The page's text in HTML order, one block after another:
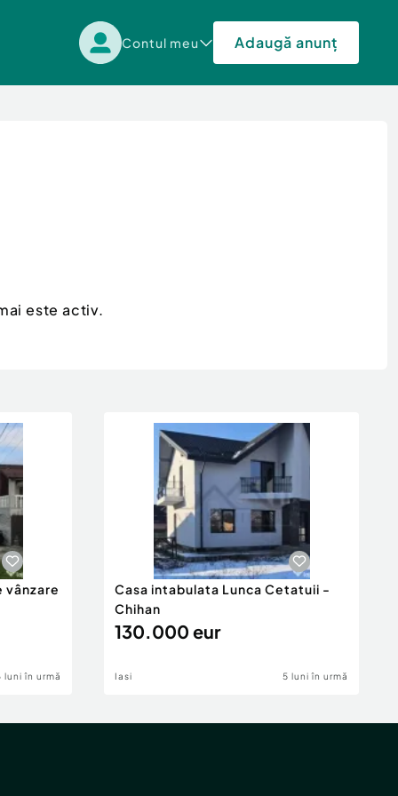
Contul meu Adaugă anunț
este activ.
vânzare
luni în urmă
Casa intabulata Lunca Cetatuii -
Chihan
130.000 eur
Iasi 5 luni în urmă